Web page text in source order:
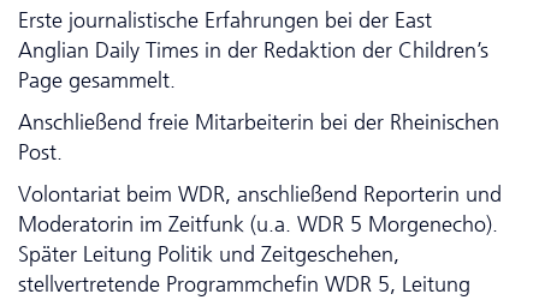
Erste journalistische Erfahrungen bei der East
Anglian Daily Times in der Redaktion der Children’s
Page gesammelt.
Anschließend freie Mitarbeiterin bei der Rheinischen
Post.
Volontariat beim WDR, anschließend Reporterin und
Moderatorin im Zeitfunk (u.a. WDR 5 Morgenecho).
Später Leitung Politik und Zeitgeschehen,
stellvertretende Programmchefin WDR 5, Leitung